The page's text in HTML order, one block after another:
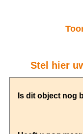
Stel hier